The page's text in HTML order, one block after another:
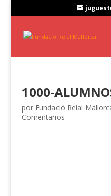
1000-
por Fundació Reial
Comentarios